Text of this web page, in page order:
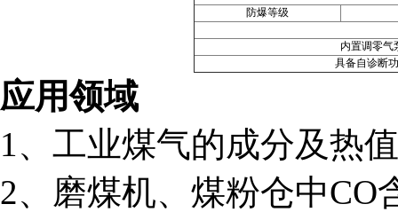
防爆等级
内置调零气
具备自诊断
应用领域
1、工业煤气的成分及热
2、磨煤机、煤粉仓中CO